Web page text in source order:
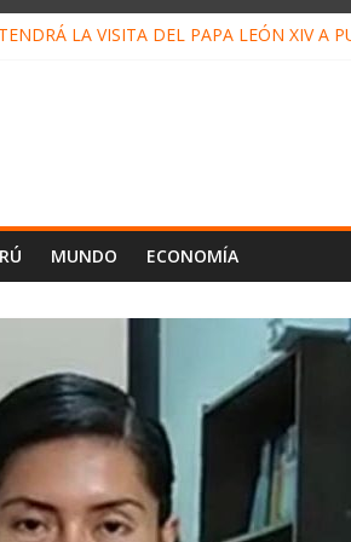
LA VISITA DEL PAPA LEÓN XIV A
MUNDO ECONOMÍA